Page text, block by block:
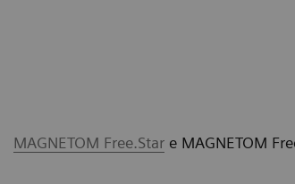
MAGNETOM Free.Star e MAGNETOM